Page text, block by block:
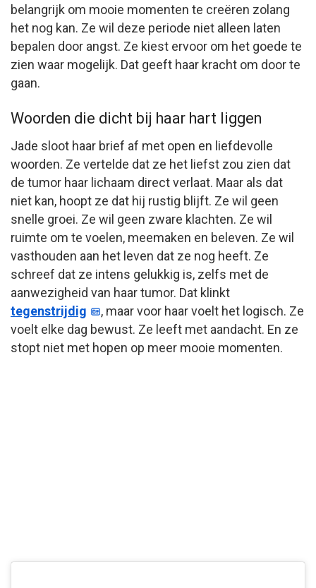
belangrijk om mooie momenten te creëren zolang
het nog kan. Ze wil deze periode niet alleen laten
bepalen door angst. Ze kiest ervoor om het goede te
zien waar mogelijk. Dat geeft haar kracht om door te
gaan.
Woorden die dicht bij haar hart liggen
Jade sloot haar brief af met open en liefdevolle
woorden. Ze vertelde dat ze het liefst zou zien dat
de tumor haar lichaam direct verlaat. Maar als dat
niet kan, hoopt ze dat hij rustig blijft. Ze wil geen
snelle groei. Ze wil geen zware klachten. Ze wil
ruimte om te voelen, meemaken en beleven. Ze wil
vasthouden aan het leven dat ze nog heeft. Ze
schreef dat ze intens gelukkig is, zelfs met de
aanwezigheid van haar tumor. Dat klinkt
tegenstrijdig
, maar voor haar voelt het logisch. Ze
voelt elke dag bewust. Ze leeft met aandacht. En ze
stopt niet met hopen op meer mooie momenten.